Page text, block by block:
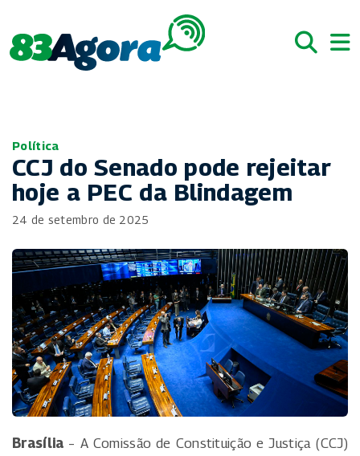
Política
CCJ do Senado pode rejeitar
hoje a PEC da Blindagem
24 de setembro de 2025
Brasília – A Comissão de Constituição e Justiça (CCJ)